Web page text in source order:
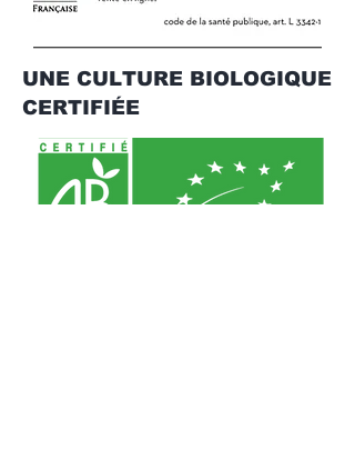
UNE CULTURE BIOLOGIQUE
CERTIFIÉE